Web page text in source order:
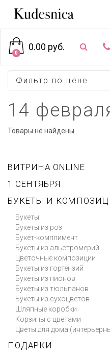
0
0.00 руб.
Фильтр по цене
14
Товары не найдены
ВИТРИНА ONLINE
1 СЕНТЯБРЯ
БУКЕТЫ И
Букеты
Букеты из роз
Букет-комплимент
Букеты из альстромерий
Цветочные композиции
Букеты из гортензий
Букеты из пионов
Букеты из тюльпанов
Букеты из сухоцветов
Шляпные коробки
Корзины с цветами
Цветы для дома
ПОДАРКИ